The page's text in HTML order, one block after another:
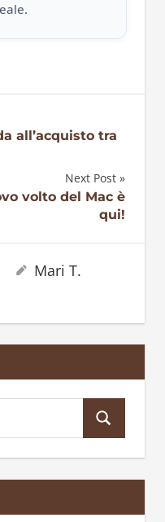
all’acquisto tra
Next Post
volto del Mac è
qui!
Mari T.
e
a